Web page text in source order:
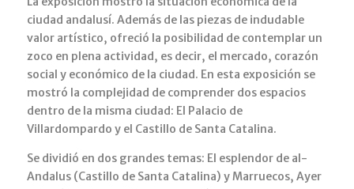
ciudad andalusí. Además de las piezas de indudable
valor artístico, ofreció la posibilidad de contemplar un
zoco en plena actividad, es decir, el mercado, corazón
social y económico de la ciudad. En esta exposición se
mostró la complejidad de comprender dos espacios
dentro de la misma ciudad: El Palacio de
Villardompardo y el Castillo de Santa Catalina.
Se dividió en dos grandes temas: El esplendor de al-
Andalus (Castillo de Santa Catalina) y Marruecos, Ayer